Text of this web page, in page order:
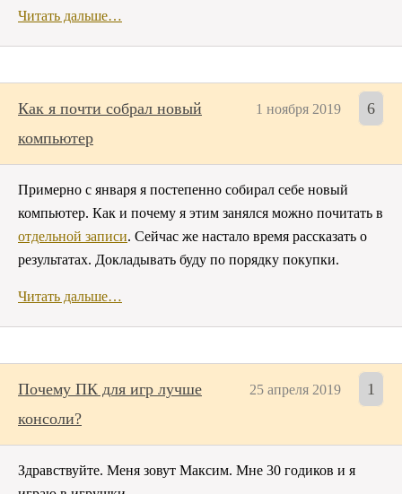
Читать дальше…
1 ноября 2019 6
Как я почти собрал новый
компьютер
Примерно с января я постепенно собирал себе новый
компьютер. Как и почему я этим занялся можно почитать в
отдельной записи. Сейчас же настало время рассказать о
результатах. Докладывать буду по порядку покупки.
Читать дальше…
25 апреля 2019 1
Почему ПК для игр лучше
консоли?
Здравствуйте. Меня зовут Максим. Мне 30 годиков и я